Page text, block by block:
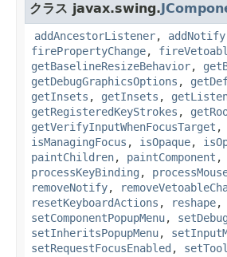
クラス javax.swing.
addAncestorListener, addNotify
firePropertyChange,
getBaselineResizeBehavior,
getDebugGraphicsOptions ,
getInsets , getInsets ,
getRegisteredKeyStrokes ,
getVerifyInputWhenFocusTarget ,
isManagingFocus , isOpaque,
paintChildren, paintComponent ,
processKeyBinding ,
removeNotify,
resetKeyboardActions , reshape,
setComponentPopupMenu,
setInheritsPopupMenu,
setRequestFocusEnabled ,